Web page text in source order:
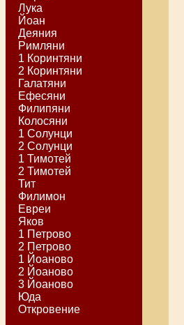
Лука
Йоан
Деяния
Римляни
1 Коринтяни
2 Коринтяни
Галатяни
Ефесяни
Филипяни
Колосяни
1 Солунци
2 Солунци
1 Тимотей
2 Тимотей
Тит
Филимон
Евреи
Яков
1 Петрово
2 Петрово
1 Йоаново
2 Йоаново
3 Йоаново
Юда
Откровение